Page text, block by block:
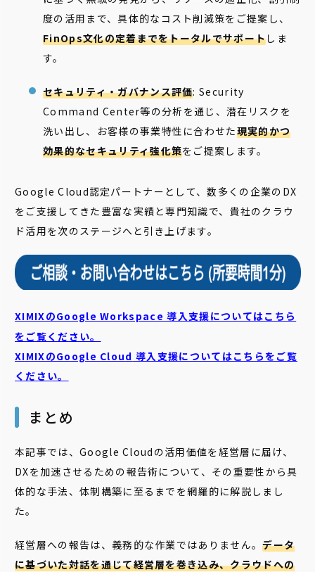
度の活用まで、具体的なコスト削減策をご提案し、
FinOps文化の定着までをトータルでサポートしま
す。
セキュリティ・ガバナンス評価: Security
Command Center等の分析を通じ、潜在リスクを
洗い出し、お客様の事業特性に合わせた現実的かつ
効果的なセキュリティ強化策をご提案します。
Google Cloud認定パートナーとして、数多くの企業のDX
をご支援してきた豊富な実績と専門知識で、貴社のクラウ
ド活用を次のステージへと引き上げます。
XIMIXのGoogle Workspace 導入支援についてはこちら
をご覧ください。
XIMIXのGoogle Cloud 導入支援についてはこちらをご覧
ください。
まとめ
本記事では、Google Cloudの活用価値を経営層に届け、
DXを加速させるための報告術について、その重要性から具
体的な手法、体制構築に至るまでを網羅的に解説しまし
た。
経営層への報告は、義務的な作業ではありません。データ
に基づいた対話を通じて経営層を巻き込み、クラウドへの